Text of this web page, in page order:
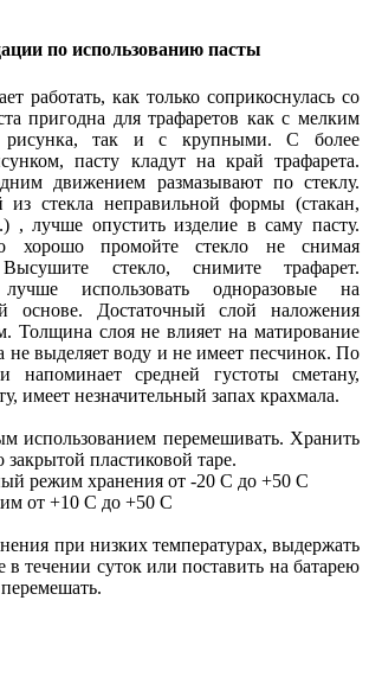
по использованию пасты
работать, как только соприкоснулась со
пригодна для трафаретов как с мелким
рисунка, так и с крупными. С более
пасту кладут на край трафарета.
движением размазывают по стеклу.
из стекла неправильной формы (стакан,
, лучше опустить изделие в саму пасту.
хорошо промойте стекло не снимая
Высушите стекло, снимите трафарет.
использовать одноразовые на
основе. Достаточный слой наложения
Толщина слоя не влияет на матирование
не выделяет воду и не имеет песчинок. По
напоминает средней густоты сметану,
имеет незначительный запах крахмала.
использованием перемешивать. Хранить
закрытой пластиковой таре.
режим хранения от -20 С до +50 С
от +10 C до +50 C
при низких температурах, выдержать
в течении суток или поставить на батарею